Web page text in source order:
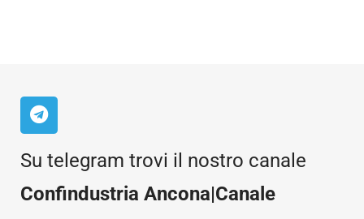
Su telegram trovi il nostro canale
Confindustria Ancona|Canale